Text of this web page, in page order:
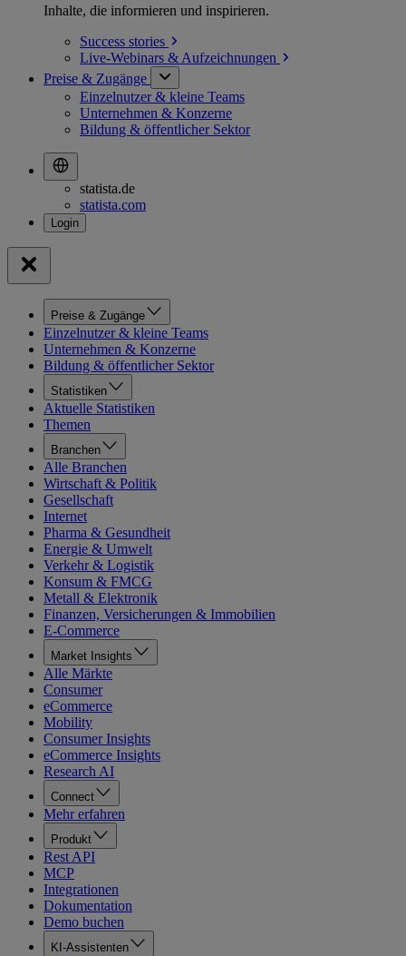
Inhalte, die informieren und inspirieren.
Success stories
Live-Webinars & Aufzeichnungen
Preise & Zugänge
Einzelnutzer & kleine Teams
Unternehmen & Konzerne
Bildung & öffentlicher Sektor
statista.de
statista.com
Preise & Zugänge
Einzelnutzer & kleine Teams
Unternehmen & Konzerne
Bildung & öffentlicher Sektor
Statistiken
Aktuelle Statistiken
Themen
Branchen
Alle Branchen
Wirtschaft & Politik
Gesellschaft
Internet
Pharma & Gesundheit
Energie & Umwelt
Verkehr & Logistik
Konsum & FMCG
Metall & Elektronik
Finanzen, Versicherungen & Immobilien
E-Commerce
Market Insights
Alle Märkte
Consumer
eCommerce
Mobility
Consumer Insights
eCommerce Insights
Research AI
Connect
Mehr erfahren
Produkt
Rest API
MCP
Integrationen
Dokumentation
Demo buchen
KI-Assistenten